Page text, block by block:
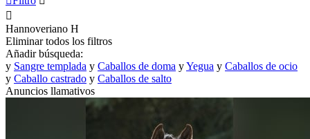

Hannoveriano H
Eliminar todos los filtros
Añadir búsqueda:
y Sangre templada y Caballos de doma yYegua y Caballos de ocio
y Caballo castrado y Caballos de salto
Anuncios llamativos